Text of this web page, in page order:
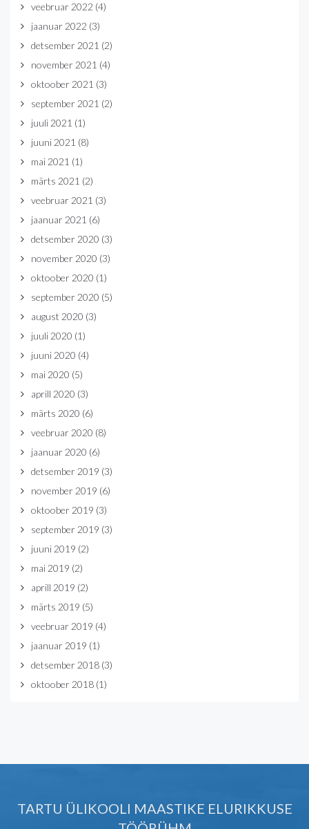
veebruar 2022 (4)
jaanuar 2022 (3)
detsember 2021 (2)
november 2021 (4)
oktoober 2021 (3)
september 2021 (2)
juuli 2021 (1)
juuni 2021 (8)
mai 2021 (1)
märts 2021 (2)
veebruar 2021 (3)
jaanuar 2021 (6)
detsember 2020 (3)
november 2020 (3)
oktoober 2020 (1)
september 2020 (5)
august 2020 (3)
juuli 2020 (1)
juuni 2020 (4)
mai 2020 (5)
aprill 2020 (3)
märts 2020 (6)
veebruar 2020 (8)
jaanuar 2020 (6)
detsember 2019 (3)
november 2019 (6)
oktoober 2019 (3)
september 2019 (3)
juuni 2019 (2)
mai 2019 (2)
aprill 2019 (2)
märts 2019 (5)
veebruar 2019 (4)
jaanuar 2019 (1)
detsember 2018 (3)
oktoober 2018 (1)
TARTU ÜLIKOOLI MAASTIKE ELURIKKUSE